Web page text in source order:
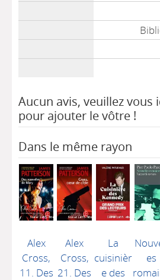
Aucun avis, veuillez vous
pour ajouter le vôtre !
Dans le même rayon
Alex
Cross,
11. Des
Alex
Cross,
21. Des
La
cuisinièr
e des
es